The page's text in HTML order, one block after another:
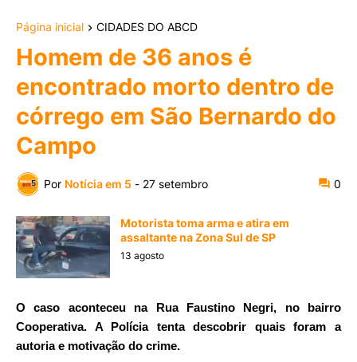
Página inicial CIDADES DO ABCD
Homem de 36 anos é
encontrado morto dentro de
córrego em São Bernardo do
Campo
Por Notícia em 5 - 27 setembro 0
Motorista toma arma e atira em
assaltante na Zona Sul de SP
13 agosto
O caso aconteceu na Rua Faustino Negri, no bairro
Cooperativa. A Polícia tenta descobrir quais foram a
autoria e motivação do crime.